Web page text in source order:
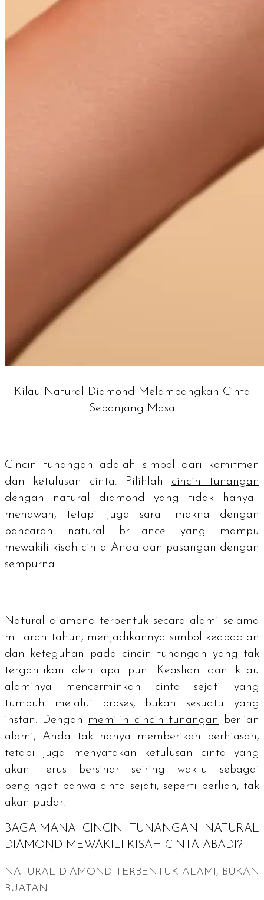
Kilau Natural Diamond Melambangkan Cinta
Sepanjang Masa
Cincin tunangan adalah simbol dari komitmen
dan ketulusan cinta. Pilihlah cincin tunangan
dengan natural diamond
yang tidak hanya
menawan, tetapi juga sarat makna dengan
pancaran
natural brilliance yang mampu
mewakili kisah cinta Anda dan pasangan dengan
sempurna.
Natural diamond terbentuk secara alami selama
miliaran tahun, menjadikannya simbol keabadian
dan keteguhan pada cincin tunangan yang tak
tergantikan oleh apa pun. Keaslian dan kilau
alaminya mencerminkan cinta sejati yang
tumbuh melalui proses, bukan sesuatu yang
instan. Dengan memilih cincin tunangan
berlian
alami, Anda tak hanya memberikan perhiasan,
tetapi juga menyatakan ketulusan cinta yang
akan terus bersinar seiring waktu sebagai
pengingat bahwa cinta sejati, seperti berlian, tak
akan pudar.
BAGAIMANA CINCIN TUNANGAN NATURAL
DIAMOND MEWAKILI KISAH CINTA ABADI?
NATURAL DIAMOND TERBENTUK ALAMI, BUKAN
BUATAN